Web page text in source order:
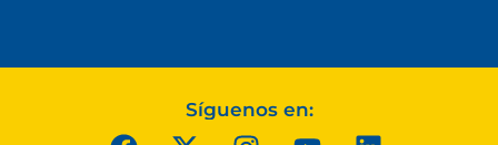
Síguenos en: